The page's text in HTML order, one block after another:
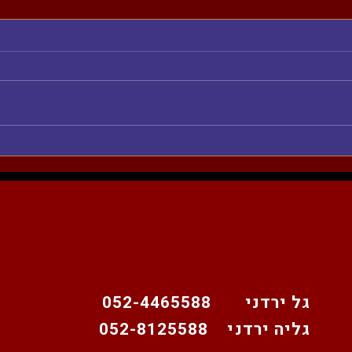
טיפים
גל ירדני 052-4465588
גליה ירדני 052-8125588